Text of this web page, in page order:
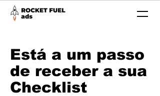
Está a um passo
de receber a sua
Checklist